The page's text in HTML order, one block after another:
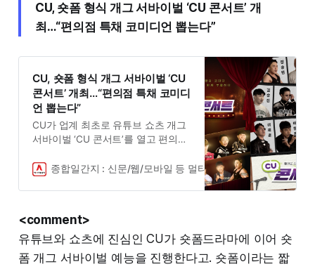
CU, 숏폼 형식 개그 서바이벌 ‘CU 콘서트’ 개
최…“편의점 특채 코미디언 뽑는다”
CU, 숏폼 형식 개그 서바이벌 ‘CU
콘서트’ 개최…“편의점 특채 코미디
언 뽑는다”
CU가 업계 최초로 유튜브 쇼츠 개그
서바이벌 ‘CU 콘서트’를 열고 편의점
다. ‘CU 콘서트’는 8명의 개그맨 출신
을 웃기..
종합일간지 : 신문/웹/모바일 등 멀티 채널로 국내외 실시간
<comment>
유튜브와 쇼츠에 진심인 CU가 숏폼드라마에 이어 숏
폼 개그 서바이벌 예능을 진행한다고. 숏폼이라는 짧